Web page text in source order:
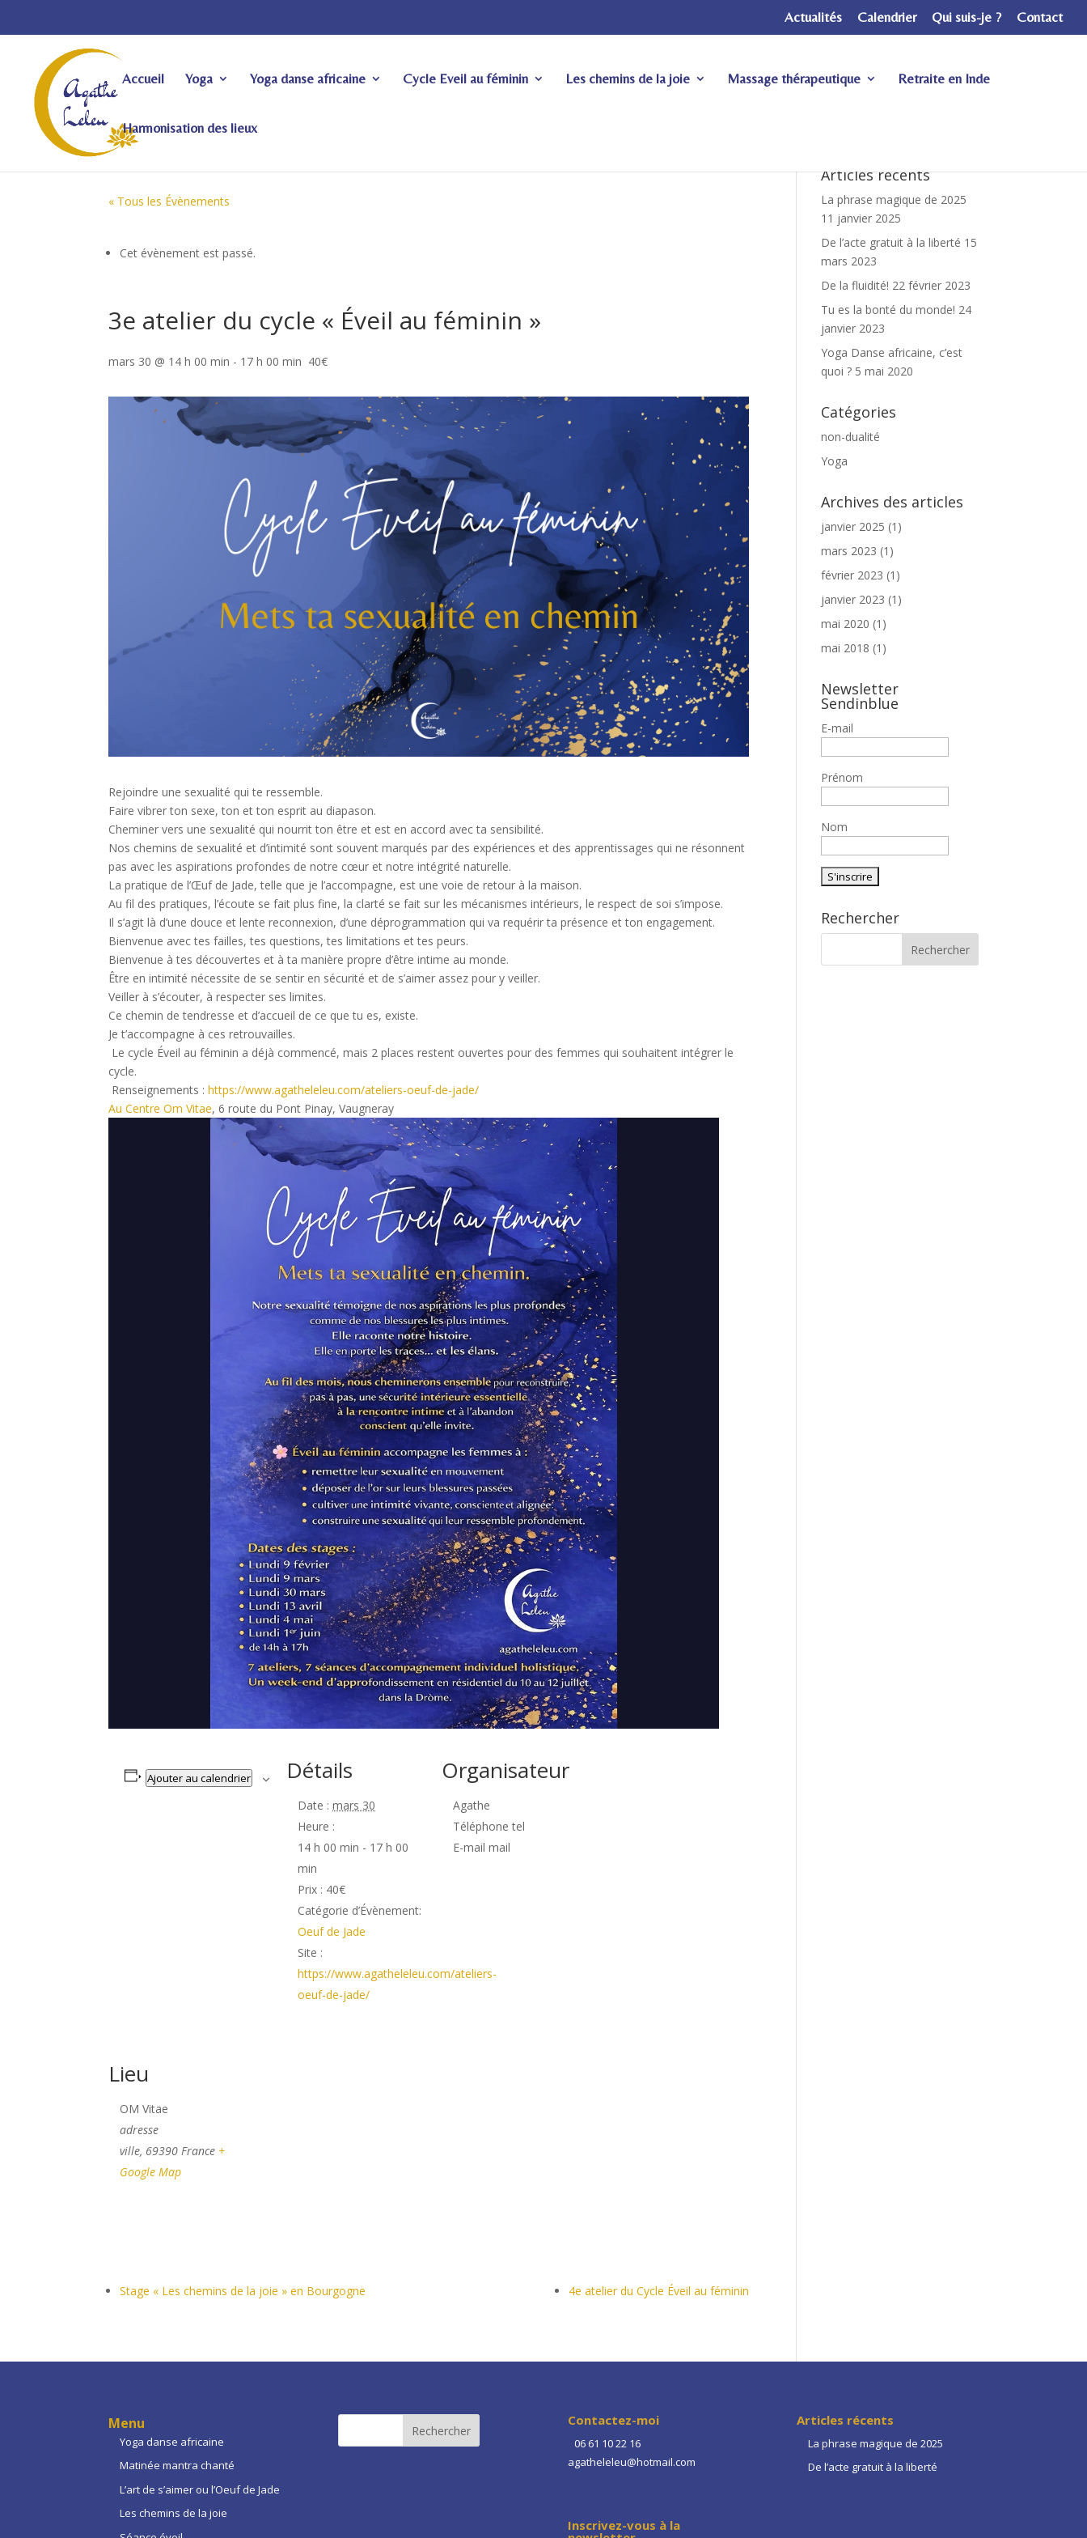
Actualités Calendrier Qui suis-je ? Contact
Accueil Yoga Yoga danse africaine Cycle Eveil au féminin Les chemins de la joie Massage thérapeutique Retraite en Inde
Harmonisation des lieux
« Tous les Évènements
Cet évènement est passé.
3e atelier du cycle « Éveil au féminin »
mars 30 @ 14 h 00 min - 17 h 00 min 40€
Rejoindre une sexualité qui te ressemble.
Faire vibrer ton sexe, ton et ton esprit au diapason.
Cheminer vers une sexualité qui nourrit ton être et est en accord avec ta sensibilité.
Nos chemins de sexualité et d’intimité sont souvent marqués par des expériences et des apprentissages qui ne résonnent
pas avec les aspirations profondes de notre cœur et notre intégrité naturelle.
La pratique de l’Œuf de Jade, telle que je l’accompagne, est une voie de retour à la maison.
Au fil des pratiques, l’écoute se fait plus fine, la clarté se fait sur les mécanismes intérieurs, le respect de soi s’impose.
Il s’agit là d’une douce et lente reconnexion, d’une déprogrammation qui va requérir ta présence et ton engagement.
Bienvenue avec tes failles, tes questions, tes limitations et tes peurs.
Bienvenue à tes découvertes et à ta manière propre d’être intime au monde.
Être en intimité nécessite de se sentir en sécurité et de s’aimer assez pour y veiller.
Veiller à s’écouter, à respecter ses limites.
Ce chemin de tendresse et d’accueil de ce que tu es, existe.
Je t’accompagne à ces retrouvailles.
Le cycle Éveil au féminin a déjà commencé, mais 2 places restent ouvertes pour des femmes qui souhaitent intégrer le
cycle.
Renseignements :https://www.agatheleleu.com/ateliers-oeuf-de-jade/
Au Centre Om Vitae, 6 route du Pont Pinay, Vaugneray
Ajouter au calendrier Détails
Date : mars 30
Heure :
14 h 00 min - 17 h 00
min
Prix : 40€
Catégorie d’Évènement:
Oeuf de Jade
Site :
https://www.agatheleleu.com/ateliers-
oeuf-de-jade/
Organisateur
Agathe
Téléphonetel
E-mailmail
Lieu
OM Vitae
adresse
ville, 69390 France +
Google Map
Stage « Les chemins de la joie » en Bourgogne 4e atelier du Cycle Éveil au féminin
Articles récents
La phrase magique de 2025
11 janvier 2025
De l’acte gratuit à la liberté 15
mars 2023
De la fluidité! 22 février 2023
Tu es la bonté du monde! 24
janvier 2023
Yoga Danse africaine, c’est
quoi ? 5 mai 2020
Catégories
non-dualité
Yoga
Archives des articles
janvier 2025 (1)
mars 2023 (1)
février 2023 (1)
janvier 2023 (1)
mai 2020 (1)
mai 2018 (1)
Newsletter
Sendinblue
E-mail
Prénom
Nom
Rechercher
Menu
Yoga danse africaine
Matinée mantra chanté
L’art de s’aimer ou l’Oeuf de Jade
Les chemins de la joie
Contactez-moi
06 61 10 22 16
agatheleleu@hotmail.com
Inscrivez-vous à la
Articles récents
La phrase magique de 2025
De l’acte gratuit à la liberté